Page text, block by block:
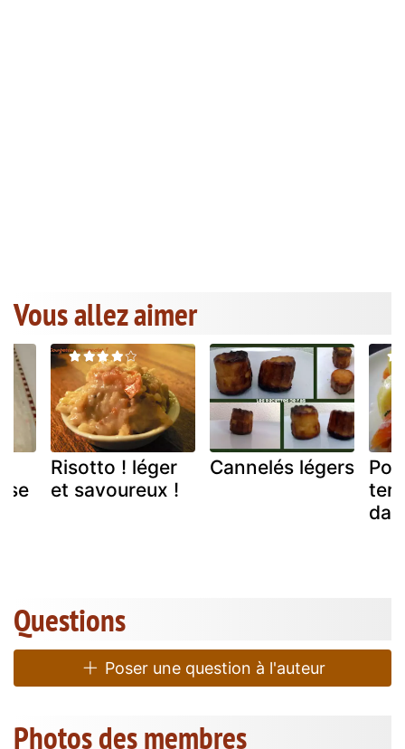
Vous allez aimer
Risotto ! léger
et savoureux !
Cannelés légers
Questions
Poser une question à l'auteur
Photos des membres